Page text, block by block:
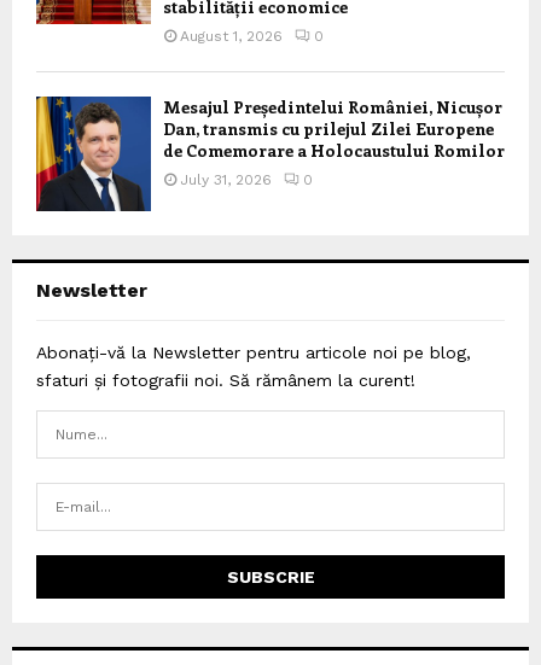
stabilității economice
August 1, 2026 0
Mesajul Președintelui României, Nicușor
Dan, transmis cu prilejul Zilei Europene
de Comemorare a Holocaustului Romilor
July 31, 2026 0
Newsletter
Abonați-vă la Newsletter pentru articole noi pe blog,
sfaturi și fotografii noi. Să rămânem la curent!